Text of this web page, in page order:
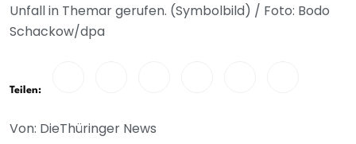
Unfall in Themar gerufen. (Symbolbild) / Foto: Bodo
Schackow/dpa
Teilen:
Von: DieThüringer News